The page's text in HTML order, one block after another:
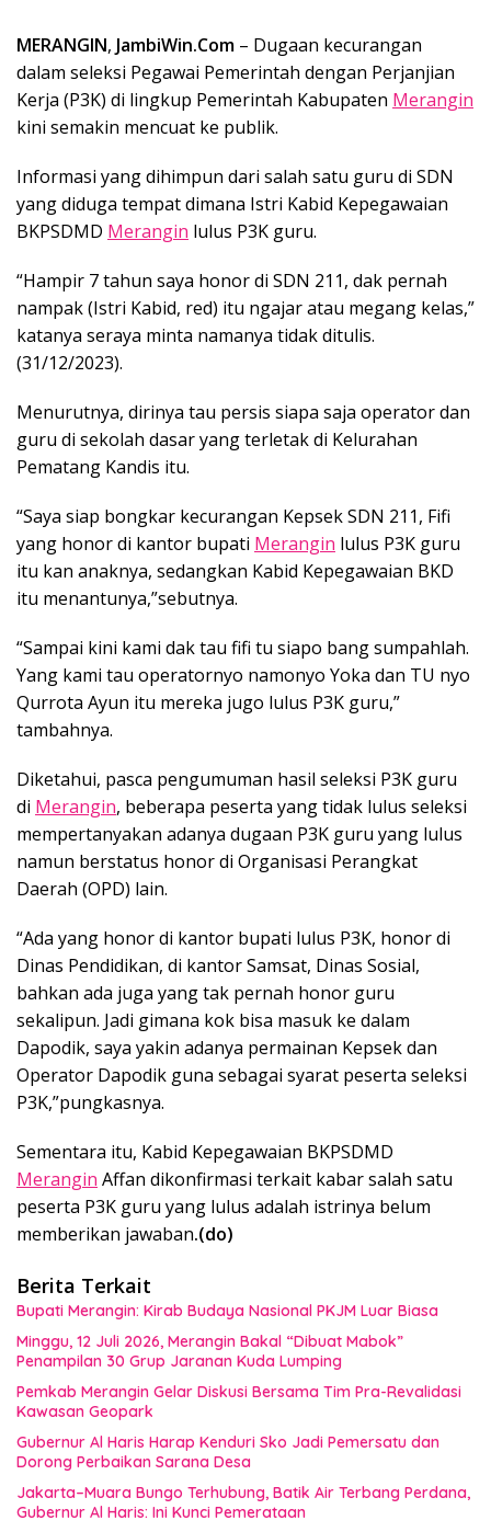
MERANGIN, JambiWin.Com – Dugaan kecurangan
dalam seleksi Pegawai Pemerintah dengan Perjanjian
Kerja (P3K) di lingkup Pemerintah Kabupaten Merangin
kini semakin mencuat ke publik.
Informasi yang dihimpun dari salah satu guru di SDN
yang diduga tempat dimana Istri Kabid Kepegawaian
BKPSDMD Merangin lulus P3K guru.
“Hampir 7 tahun saya honor di SDN 211, dak pernah
nampak (Istri Kabid, red) itu ngajar atau megang kelas,”
katanya seraya minta namanya tidak ditulis.
(31/12/2023).
Menurutnya, dirinya tau persis siapa saja operator dan
guru di sekolah dasar yang terletak di Kelurahan
Pematang Kandis itu.
“Saya siap bongkar kecurangan Kepsek SDN 211, Fifi
yang honor di kantor bupati Merangin lulus P3K guru
itu kan anaknya, sedangkan Kabid Kepegawaian BKD
itu menantunya,”sebutnya.
“Sampai kini kami dak tau fifi tu siapo bang sumpahlah.
Yang kami tau operatornyo namonyo Yoka dan TU nyo
Qurrota Ayun itu mereka jugo lulus P3K guru,”
tambahnya.
Diketahui, pasca pengumuman hasil seleksi P3K guru
di Merangin, beberapa peserta yang tidak lulus seleksi
mempertanyakan adanya dugaan P3K guru yang lulus
namun berstatus honor di Organisasi Perangkat
Daerah (OPD) lain.
“Ada yang honor di kantor bupati lulus P3K, honor di
Dinas Pendidikan, di kantor Samsat, Dinas Sosial,
bahkan ada juga yang tak pernah honor guru
sekalipun. Jadi gimana kok bisa masuk ke dalam
Dapodik, saya yakin adanya permainan Kepsek dan
Operator Dapodik guna sebagai syarat peserta seleksi
P3K,”pungkasnya.
Sementara itu, Kabid Kepegawaian BKPSDMD
Merangin Affan dikonfirmasi terkait kabar salah satu
peserta P3K guru yang lulus adalah istrinya belum
memberikan jawaban.(do)
Berita Terkait
Bupati Merangin: Kirab Budaya Nasional PKJM Luar Biasa
Minggu, 12 Juli 2026, Merangin Bakal “Dibuat Mabok”
Penampilan 30 Grup Jaranan Kuda Lumping
Pemkab Merangin Gelar Diskusi Bersama Tim Pra-Revalidasi
Kawasan Geopark
Gubernur Al Haris Harap Kenduri Sko Jadi Pemersatu dan
Dorong Perbaikan Sarana Desa
Jakarta–Muara Bungo Terhubung, Batik Air Terbang Perdana,
Gubernur Al Haris: Ini Kunci Pemerataan